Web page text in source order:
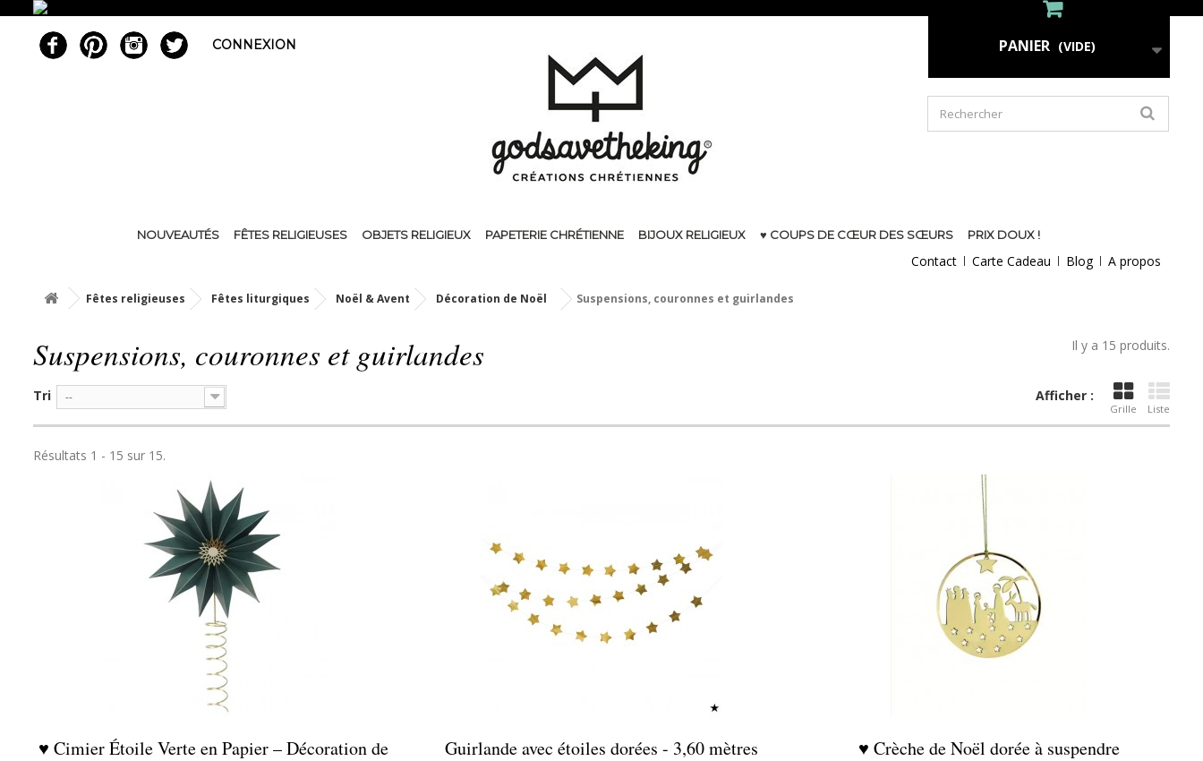
CONNEXION PANIER (VIDE)
NOUVEAUTÉS FÊTES RELIGIEUSES OBJETS RELIGIEUX PAPETERIE CHRÉTIENNE BIJOUX RELIGIEUX ♥ COUPS DE CŒUR DES SŒURS PRIX DOUX !
Contact Carte Cadeau Blog A propos
Fêtes religieuses Fêtes liturgiques Noël & Avent Décoration de Noël Suspensions, couronnes et guirlandes
Suspensions, couronnes et guirlandes Il y a 15 produits.
Afficher :
Grille Liste
Tri --
Résultats 1 - 15 sur 15.
♥ Cimier Étoile Verte en Papier – Décoration de
Guirlande avec étoiles dorées - 3,60 mètres
♥ Crèche de Noël dorée à suspendre